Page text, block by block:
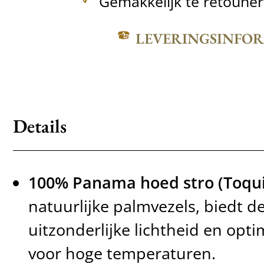
Details
100% Panama hoed stro
natuurlijke palmvezels, biedt
uitzonderlijke lichtheid en
voor hoge temperaturen.